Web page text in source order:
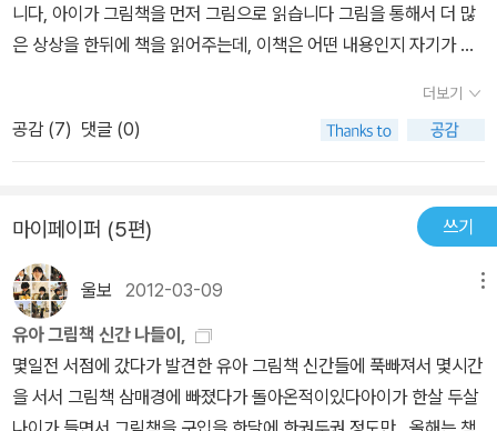
니다, 아이가 그림책을 먼저 그림으로 읽습니다 그림을 통해서 더 많
은 상상을 한뒤에 책을 읽어주는데, 이책은 어떤 내용인지 자기가 아
모습을 보면서 웃었습니다,한나라의 왕과 왕비가 왕자님을 결혼을 시
키기 위해서 왕자님에게 이야기를 합니다 꼭 공주랑결혼을 해야 한다
고 진짜 공주와 그런데 왕자님은 부모님 말씀을 따르기로 하는데 한
그 후로 왕과 왕비는 왕자님을 결혼시키기 위해서 무도회도 열고 편
지도 보내보지만 진짜 공주님을 찾을수 없었습니다,왕자님은 여행을
하기도 하고 공주님을 직접 찾아나서지만 찾지 못하고 돌아오지요 그
리고 완두콩 공주님은 어느 달이 너무 이쁜 밤에 달 구경을 나왔다가
비를 맞게 되어서 찾아간곳이 진짜 왕자님이 사는곳이었습니다 왕과
왕비는 공주를 보는순간 진짜 공주같다는 생각을 하고 특별하다고 생
각을 했습니다, 그런데 왕비가 잠자리를 보아주는데 이상하게도 맨아
더보기
공감 (7) 댓글 (0)
마이페이퍼 (5편) 쓰기
울보 2012-03-09
유아 그림책 신간 나들이,
몇일전 서점에 갔다가 발견한 유아 그림책 신간들에 푹빠져서 몇시간
을 서서 그림책 삼매경에 빠졌다가 돌아온적이있다아이가 한살 두살